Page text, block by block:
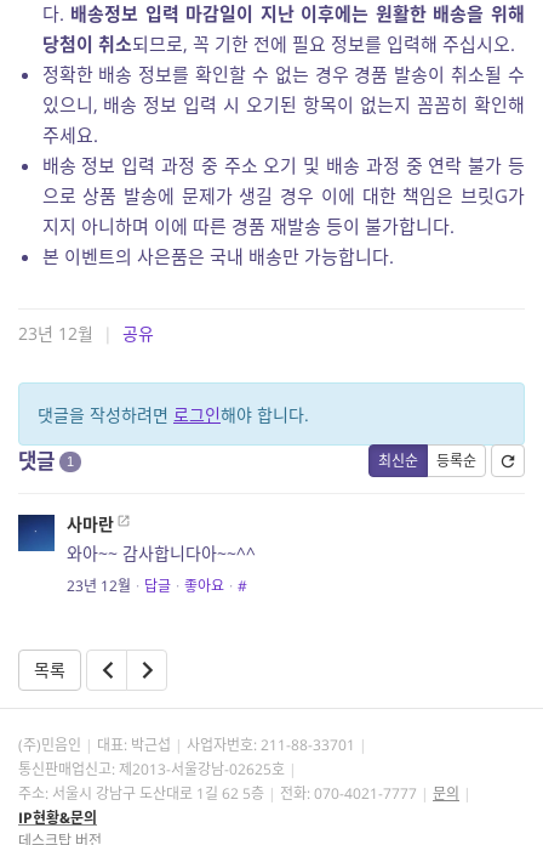
다. 배송정보 입력 마감일이 지난 이후에는 원활한 배송을 위해
당첨이 취소되므로, 꼭 기한 전에 필요 정보를 입력해 주십시오.
정확한 배송 정보를 확인할 수 없는 경우 경품 발송이 취소될 수
있으니, 배송 정보 입력 시 오기된 항목이 없는지 꼼꼼히 확인해
주세요.
배송 정보 입력 과정 중 주소 오기 및 배송 과정 중 연락 불가 등
으로 상품 발송에 문제가 생길 경우 이에 대한 책임은 브릿G가
지지 아니하며 이에 따른 경품 재발송 등이 불가합니다.
본 이벤트의 사은품은 국내 배송만 가능합니다.
23년 12월 | 공유
댓글을 작성하려면 로그인해야 합니다.
최신순 등록순
댓글 1
사마란
와아~~ 감사합니다아~~^^
23년 12월 · 답글 · 좋아요 · #
목록
(주)민음인 대표: 박근섭 사업자번호: 211-88-33701
통신판매업신고: 제2013-서울강남-02625호
주소: 서울시 강남구 도산대로 1길 62 5층
전화: 070-4021-7777
문의
IP현황&문의
데스크탑 버전